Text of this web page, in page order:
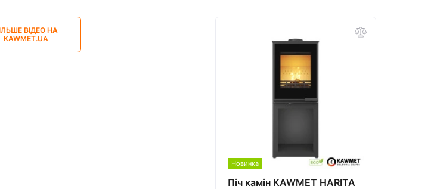
ВІДЕО НА
KAWMET.UA
Новинка
Піч камін KAWMET HARITA